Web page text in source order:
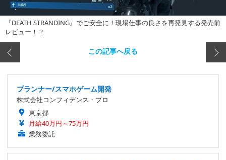
『DEATH STRANDING』でご安全に！現場仕事の良さを再発見する発売前
レビュー！？
この記事へ戻る
プランナー/スマホゲーム開発
株式会社コンフィデンス・プロ
東京都
月給40万円～75万円
業務委託